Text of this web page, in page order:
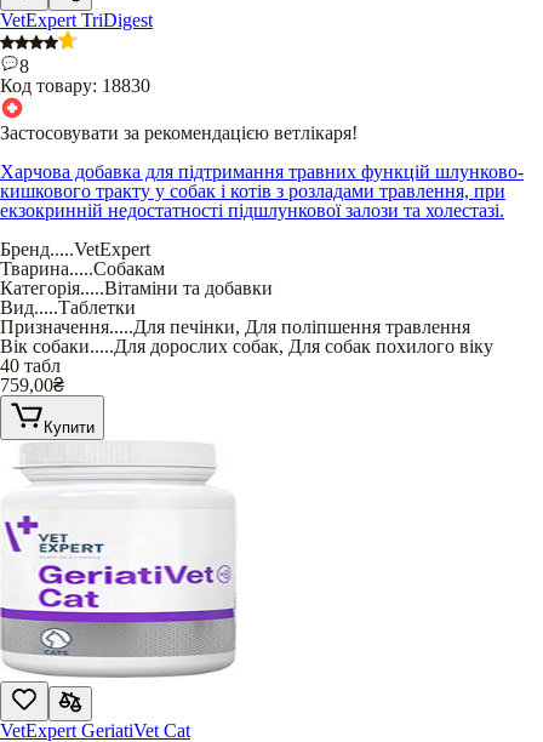
VetExpert TriDigest
8
Код товару: 18830
Застосовувати за рекомендацією ветлікаря!
Харчова добавка для підтримання травних функцій шлунково-
кишкового тракту у собак і котів з розладами травлення, при
екзокринній недостатності підшлункової залози та холестазі.
Бренд.....VetExpert
Тварина.....Собакам
Категорія.....Вітаміни та добавки
Вид.....Таблетки
Призначення.....Для печінки, Для поліпшення травлення
Вік собаки.....Для дорослих собак, Для собак похилого віку
40 табл
759,00₴
Купити
VetExpert GeriatiVet Cat